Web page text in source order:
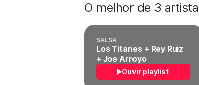
O melhor de 3
SALSA
Los Titanes + Rey Ruiz
+ Joe Arroyo
Ouvir playlist